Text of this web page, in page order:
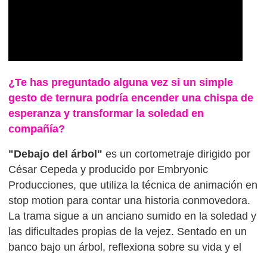
¿Te has preguntado alguna vez si un simple
gesto de ternura podría encender una chispa de
esperanza y transformar la soledad en
compañía?
"Debajo del árbol" es un cortometraje dirigido por
César Cepeda y producido por Embryonic
Producciones, que utiliza la técnica de animación en
stop motion para contar una historia conmovedora.
La trama sigue a un anciano sumido en la soledad y
las dificultades propias de la vejez. Sentado en un
banco bajo un árbol, reflexiona sobre su vida y el